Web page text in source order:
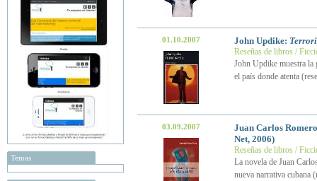
Temas
01.10.2007 John Updike:
Reseñas de libros /
John Updike muestra la
el país donde atenta
03.09.2007
Juan Carlos
Net, 2006)
Reseñas de libros /
La novela de Juan
nueva narrativa cubana